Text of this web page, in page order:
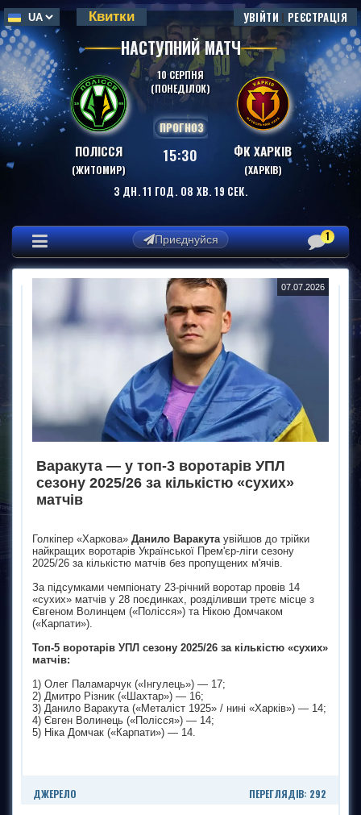
Квитки УВІЙТИ | РЕЄСТРАЦІЯ
НАСТУПНИЙ МАТЧ
10 СЕРПНЯ
(ПОНЕДІЛОК)
ПОЛІССЯ
(ЖИТОМИР)
ПРОГНОЗ
15:30 ФК ХАРКІВ
(ХАРКІВ)
3ДН.11 ГОД. 08 ХВ. 18 СЕК.
Приєднуйся 1
07.07.2026
Варакута — у топ-3 воротарів УПЛ
сезону 2025/26 за кількістю «сухих»
матчів
Голкіпер «Харкова» Данило Варакута увійшов до трійки
найкращих воротарів Української Прем'єр-ліги сезону
2025/26 за кількістю матчів без пропущених м'ячів.
За підсумками чемпіонату 23-річний воротар провів 14
«сухих» матчів у 28 поєдинках, розділивши третє місце з
Євгеном Волинцем («Полісся») та Нікою Домчаком
(«Карпати»).
Топ-5 воротарів УПЛ сезону 2025/26 за кількістю «сухих»
матчів:
1) Олег Паламарчук («Інгулець») — 17;
2) Дмитро Різник («Шахтар») — 16;
3) Данило Варакута («Металіст 1925» / нині «Харків») — 14;
4) Євген Волинець («Полісся») — 14;
5) Ніка Домчак («Карпати») — 14.
ДЖЕРЕЛО ПЕРЕГЛЯДІВ: 292